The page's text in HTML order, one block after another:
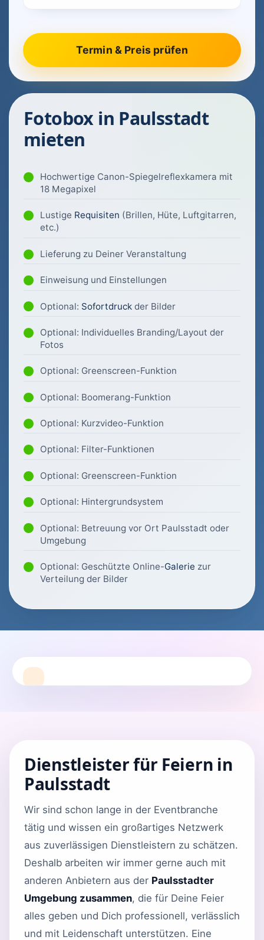
Fotobox in Paulsstadt
mieten
Hochwertige Canon-Spiegelreflexkamera mit
18 Megapixel
Lustige Requisiten (Brillen, Hüte, Luftgitarren,
etc.)
Lieferung zu Deiner Veranstaltung
Einweisung und Einstellungen
Optional: Sofortdruck der Bilder
Optional: Individuelles Branding/Layout der
Fotos
Optional: Greenscreen-Funktion
Optional: Boomerang-Funktion
Optional: Kurzvideo-Funktion
Optional: Filter-Funktionen
Optional: Greenscreen-Funktion
Optional: Hintergrundsystem
Optional: Betreuung vor Ort Paulsstadt oder
Umgebung
Optional: Geschützte Online-Galerie zur
Verteilung der Bilder
Dienstleister für Feiern in
Paulsstadt
Wir sind schon lange in der Eventbranche
tätig und wissen ein großartiges Netzwerk
aus zuverlässigen Dienstleistern zu schätzen.
Deshalb arbeiten wir immer gerne auch mit
anderen Anbietern aus der Paulsstadter
Umgebung zusammen, die für Deine Feier
alles geben und Dich professionell, verlässlich
und mit Leidenschaft unterstützen. Eine